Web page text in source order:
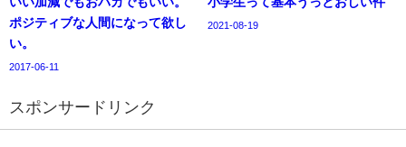
ポジティブな人間になって欲し
い。
2017-06-11
2021-08-19
スポンサードリンク